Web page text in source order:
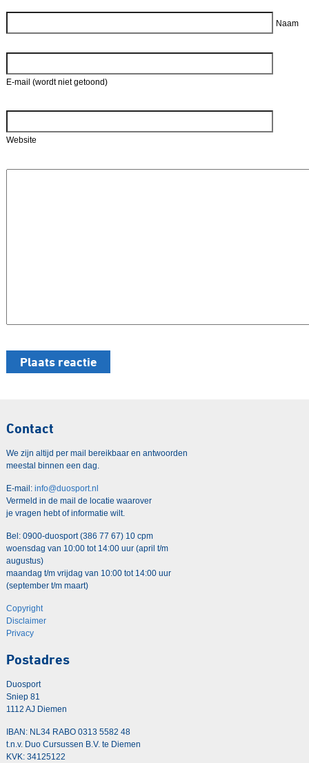
Naam
E-mail (wordt niet getoond)
Website
Contact
We zijn altijd per mail bereikbaar en antwoorden
meestal binnen een dag.
E-mail: info@duosport.nl
Vermeld in de mail de locatie waarover
je vragen hebt of informatie wilt.
Bel: 0900-duosport (386 77 67) 10 cpm
woensdag van 10:00 tot 14:00 uur (april t/m
augustus)
maandag t/m vrijdag van 10:00 tot 14:00 uur
(september t/m maart)
Copyright
Disclaimer
Privacy
Postadres
Duosport
Sniep 81
1112 AJ Diemen
IBAN: NL34 RABO 0313 5582 48
t.n.v. Duo Cursussen B.V. te Diemen
KVK: 34125122